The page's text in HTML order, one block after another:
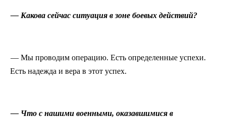
— Какова сейчас ситуация в зоне боевых действий?
— Мы проводим операцию. Есть определенные успехи.
Есть надежда и вера в этот успех.
— Что с нашими военными, оказавшимися в